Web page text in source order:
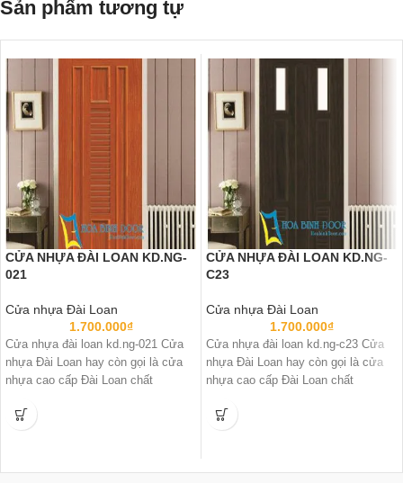
Sản phẩm tương tự
CỬA NHỰA ĐÀI LOAN KD.NG-
021
Cửa nhựa Đài Loan
1.700.000₫
Cửa nhựa đài loan kd.ng-021 Cửa
nhựa Đài Loan hay còn gọi là cửa
nhựa cao cấp Đài Loan chất
CỬA NHỰA ĐÀI LOAN KD.NG-
C23
Cửa nhựa Đài Loan
1.700.000₫
Cửa nhựa đài loan kd.ng-c23 Cửa
nhựa Đài Loan hay còn gọi là cửa
nhựa cao cấp Đài Loan chất